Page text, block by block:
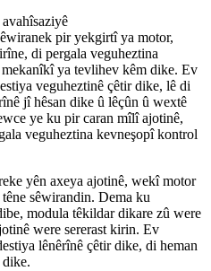
pir yekgirtî ya motor,
di pergala veguheztina
ya tevlihev kêm dike. Ev
veguheztinê çêtir dike, lê di
jî hêsan dike û lêçûn û wextê
ye ku pir caran mîlî ajotinê,
veguheztina kevneşopî kontrol
yên axeya ajotinê, wekî motor
sêwirandin. Dema ku
modula têkildar dikare zû were
were sererast kirin. Ev
lênêrînê çêtir dike, di heman
dike.